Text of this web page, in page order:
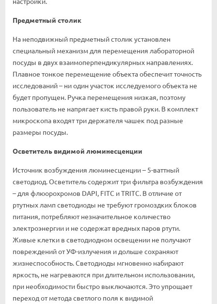
Предметный столик
На неподвижный предметный столик установлен
специальный механизм для перемещения лабораторной
посуды в двух взаимоперпендикулярных направлениях.
Плавное тонкое перемещение объекта обеспечит точность
исследований – ни один участок исследуемого объекта не
будет пропущен. Ручка перемещения низкая, поэтому
пользователь не напрягает кисть правой руки. В комплект
микроскопа входят три держателя чашек под разные
размеры посуды.
Осветитель видимой люминесценции
Источник возбуждения люминесценции – 5-ваттный
светодиод. Осветитель содержит три фильтра возбуждения
– для флюорохромов DAPI, FITC и TRITC. В отличие от
ртутных ламп светодиоды не требуют громоздких блоков
питания, потребляют незначительное количество
электроэнергии и не содержат вредных паров ртути.
Живые клетки в светодиодном освещении не получают
повреждений от УФ-излучения и дольше сохраняют
жизнеспособность. Светодиоды мгновенно набирают
яркость, не нагреваются при длительном использовании,
при необходимости быстро выключаются. Это упрощает
переход от метода светлого поля к видимой